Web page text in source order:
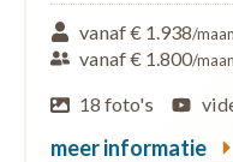
vanaf € 1.938/
vanaf € 1.800/
18 foto's
meer informatie